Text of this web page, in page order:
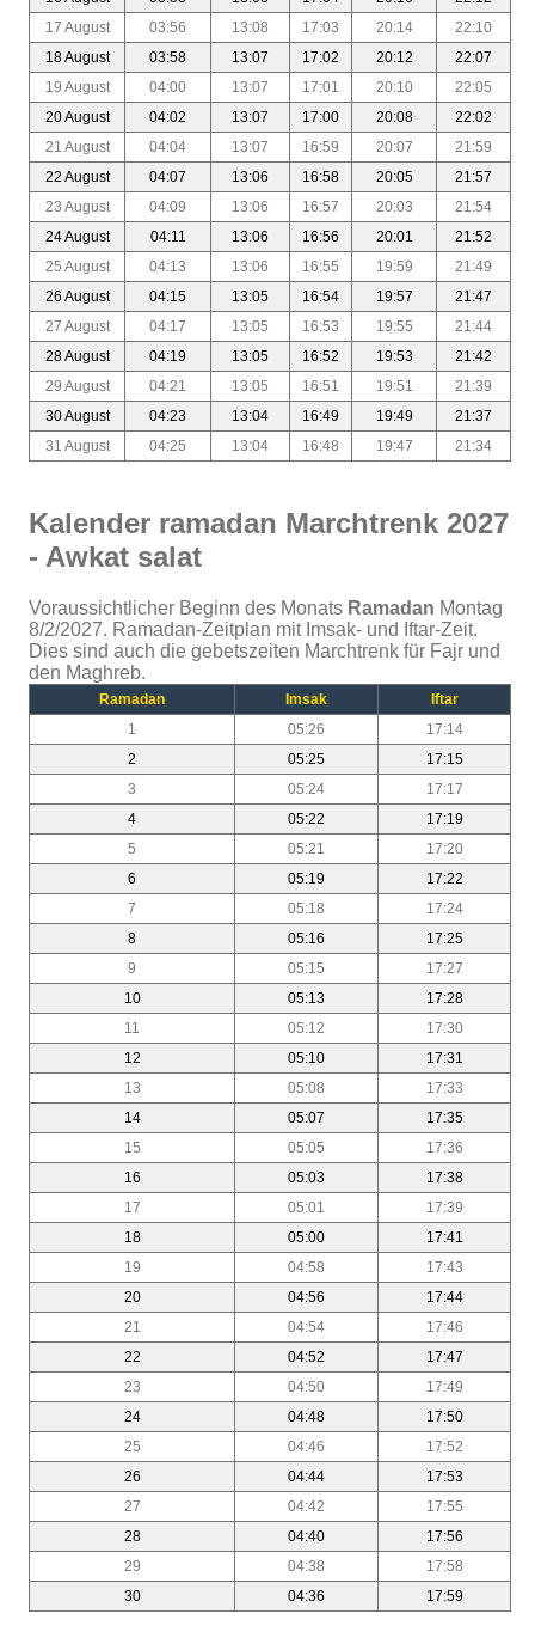
17 August
03:56 13:08 17:03 20:14
22:10
18 August
03:58 13:07 17:02 20:12
22:07
19 August
04:00 13:07 17:01 20:10
22:05
20 August
04:02 13:07 17:00 20:08
22:02
21 August
04:04 13:07 16:59 20:07
21:59
22 August
04:07 13:06 16:58 20:05
21:57
23 August
04:09 13:06 16:57 20:03
21:54
24 August
04:11 13:06 16:56 20:01
21:52
25 August
04:13 13:06 16:55 19:59
21:49
26 August
04:15 13:05 16:54 19:57
21:47
27 August
04:17 13:05 16:53 19:55
21:44
28 August
04:19 13:05 16:52 19:53
21:42
29 August
04:21 13:05 16:51 19:51
21:39
30 August
04:23 13:04 16:49 19:49
21:37
31 August
04:25 13:04 16:48 19:47 21:34
Kalender ramadan Marchtrenk 2027
- Awkat salat
Voraussichtlicher Beginn des Monats Ramadan Montag
8/2/2027. Ramadan-Zeitplan mit Imsak- und Iftar-Zeit.
Dies sind auch die gebetszeiten Marchtrenk für Fajr und
den Maghreb.
Ramadan Imsak
Iftar
1
05:26
17:14
2
05:25
17:15
3
05:24
17:17
4
05:22
17:19
5
05:21
17:20
6
05:19
17:22
7
05:18
17:24
8
05:16
17:25
9
05:15
17:27
10
05:13
17:28
11
05:12
17:30
12
05:10
17:31
13
05:08
17:33
14
05:07
17:35
15
05:05
17:36
16
05:03
17:38
17
05:01
17:39
18
05:00
17:41
19
04:58
17:43
20
04:56
17:44
21
04:54
17:46
22
04:52
17:47
23
04:50
17:49
24
04:48
17:50
25
04:46
17:52
26
04:44
17:53
27
04:42
17:55
28
04:40
17:56
29
04:38
17:58
30
04:36 17:59